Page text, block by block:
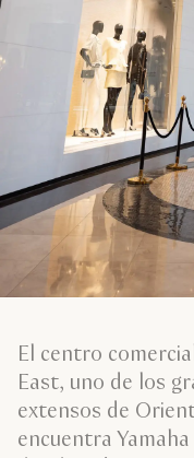
El centro
East, uno de los
extensos de
encuentra